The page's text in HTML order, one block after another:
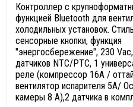
Контроллер с
функцией Bluetooth для
холодильных установок.
сенсорные кнопки, функция
"энергосбережение", 230
датчиков NTC/PTC, 1
реле (компрессор 16A /
вентилятор испарителя 5А/
камеры 8 A),2 датчика в